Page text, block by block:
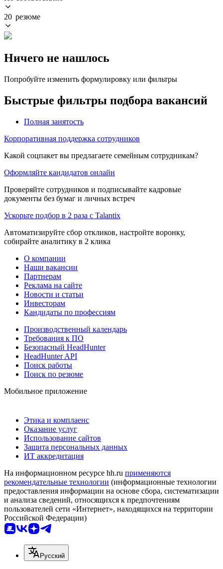
20 резюме
Ничего не нашлось
Попробуйте изменить формулировку или фильтры
Быстрые фильтры подбора вакансий
Полная занятость
Корпоративная поддержка сотрудников
Какой соцпакет вы предлагаете семейным сотрудникам?
Оформляйте кандидатов онлайн
Проверяйте сотрудников и подписывайте кадровые
документы без бумаг и личных встреч
Ускорьте подбор в 2 раза с Talantix
Автоматизируйте сбор откликов, настройте воронку,
собирайте аналитику в 2 клика
О компании
Наши вакансии
Партнерам
Реклама на сайте
Новости и статьи
Инвесторам
Кандидаты по профессиям
Производственный календарь
Требования к ПО
Безопасный HeadHunter
HeadHunter API
Поиск работы
Поиск по резюме
Мобильное приложение
Этика и комплаенс
Оказание услуг
Использование сайтов
Защита персональных данных
ИТ аккредитация
На информационном ресурсе hh.ru применяются
рекомендательные технологии (информационные технологии
предоставления информации на основе сбора, систематизации
и анализа сведений, относящихся к предпочтениям
пользователей сети «Интернет», находящихся на территории
Российской Федерации)
Русский